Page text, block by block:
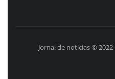
Jornal de noticias ©